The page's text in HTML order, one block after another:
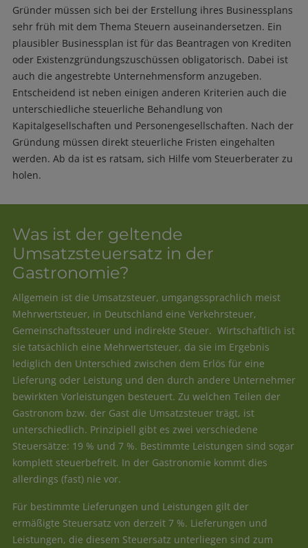
Gründer müssen sich bei der Erstellung ihres Businessplans
sehr früh mit dem Thema Steuern auseinandersetzen. Ein
plausibler Businessplan ist für das Beantragen von Krediten
oder Existenzgründungszuschüssen obligatorisch. Dabei ist
auch die angestrebte Unternehmensform anzugeben.
Entscheidend ist neben einigen anderen Kriterien auch die
unterschiedliche steuerliche Behandlung von
Kapitalgesellschaften und Personengesellschaften. Nach der
Gründung müssen direkt steuerliche Fristen eingehalten
werden. Ab da ist es ratsam, sich Hilfe vom Steuerberater zu
holen.
Was ist der geltende
Umsatzsteuersatz in der
Gastronomie?
Allgemein ist die Umsatzsteuer, umgangssprachlich meist
Mehrwertsteuer, in Deutschland eine Verkehrsteuer,
Gemeinschaftssteuer und indirekte Steuer. Wirtschaftlich ist
sie tatsächlich eine Mehrwertsteuer, da sie im Ergebnis
lediglich den Unterschied zwischen dem Erlös für eine
Lieferung oder Leistung und den durch andere Unternehmer
bewirkten Vorleistungen besteuert. Zu welchen Teilen der
Gastronom bzw. der Gast die Umsatzsteuer trägt, ist
unterschiedlich. Prinzipiell gibt es zwei verschiedene
Steuersätze: 19 % und 7 %. Bestimmte Leistungen sind sogar
komplett steuerbefreit. In der Gastronomie kommt dies
allerdings (fast) nie vor.
Für bestimmte Lieferungen und Leistungen gilt der
ermäßigte Steuersatz von derzeit 7 %. Lieferungen und
Leistungen, die diesem Steuersatz unterliegen sind zum